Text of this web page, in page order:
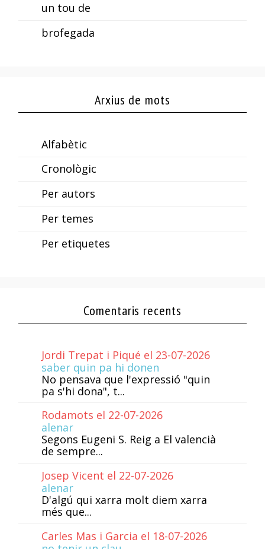
un tou de
brofegada
Arxius de mots
Alfabètic
Cronològic
Per autors
Per temes
Per etiquetes
Comentaris recents
Jordi Trepat i Piqué el 23-07-2026
saber quin pa hi donen
No pensava que l'expressió "quin
pa s'hi dona", t...
Rodamots el 22-07-2026
alenar
Segons Eugeni S. Reig a El valencià
de sempre...
Josep Vicent el 22-07-2026
alenar
D'algú qui xarra molt diem xarra
més que...
Carles Mas i Garcia el 18-07-2026